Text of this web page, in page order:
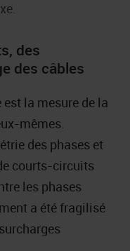
des
des câbles
la mesure de la
mêmes.
des phases et
courts-circuits
les phases
a été fragilisé